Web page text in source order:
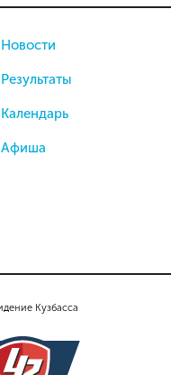
Кузбасса
Новости
Результаты
Календарь
Афиша